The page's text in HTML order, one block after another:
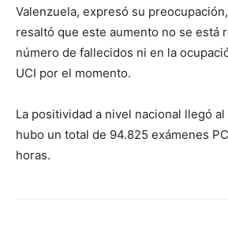
Valenzuela, expresó su
resaltó que este aumento no se está
número de fallecidos ni en la
UCI por el momento.
La positividad a nivel nacional llegó
hubo un total de 94.825 exámenes
horas.